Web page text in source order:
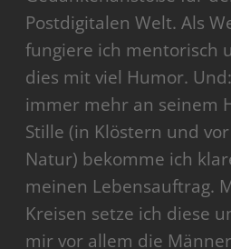
Postdigitalen Welt. Als
fungiere ich mentorisch
dies mit viel Humor.
immer mehr an seinem
Stille (in Klöstern und
Natur) bekomme ich
meinen Lebensauftrag.
Kreisen setze ich diese
mir vor allem die